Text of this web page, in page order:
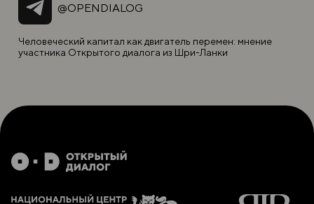
@OPENDIALOG
Человеческий капитал как двигатель перемен: мнение
участника Открытого диалога из Шри-Ланки